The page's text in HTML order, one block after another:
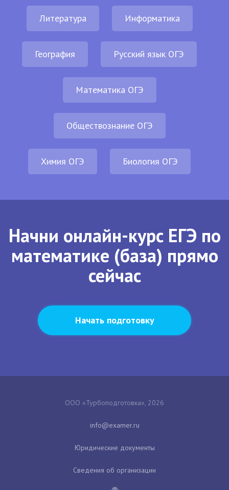
Литература Информатика
География Русский язык ОГЭ
Математика ОГЭ
Обществознание ОГЭ
Химия ОГЭ Биология ОГЭ
Начни онлайн-курс ЕГЭ по
математике (база) прямо
сейчас
Начать подготовку
ООО «Турбоподготовка», 2026
Юридические документы
Сведения об организации